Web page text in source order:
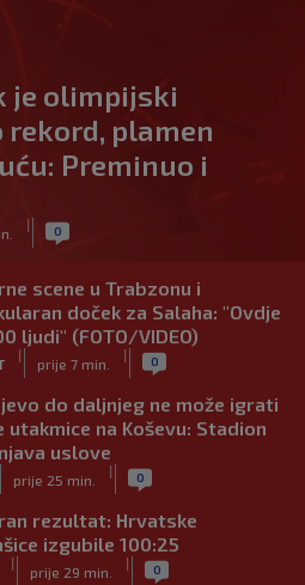
je olimpijski
plamen
Preminuo i
| 0
scene u Trabzonu i
doček za Salaha: "Ovdje
ljudi" (FOTO/VIDEO)
|
prije 7 min.
| 0
do daljnjeg ne može igrati
utakmice na Koševu: Stadion
uslove
prije 25 min.
| 0
rezultat: Hrvatske
izgubile 100:25
|
prije 29 min.
| 0